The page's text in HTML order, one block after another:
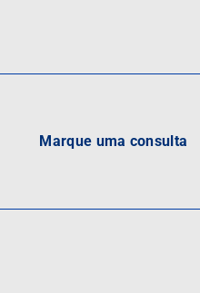
Marque uma consulta